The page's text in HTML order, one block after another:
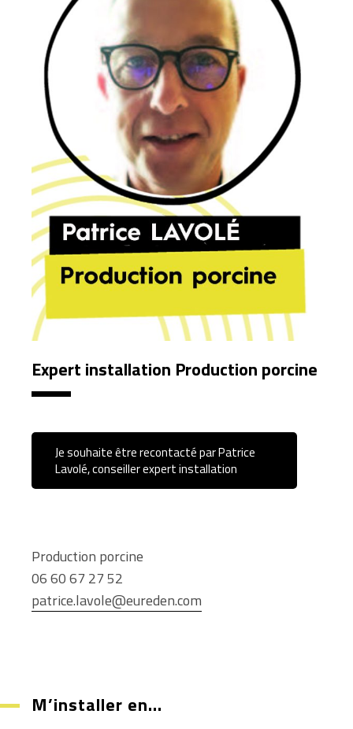
Expert installation Production porcine
Je souhaite être recontacté par Patrice
Lavolé, conseiller expert installation
Production porcine
06 60 67 27 52
patrice.lavole@eureden.com
M’installer en…